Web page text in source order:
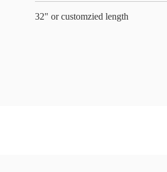
32" or customzied length